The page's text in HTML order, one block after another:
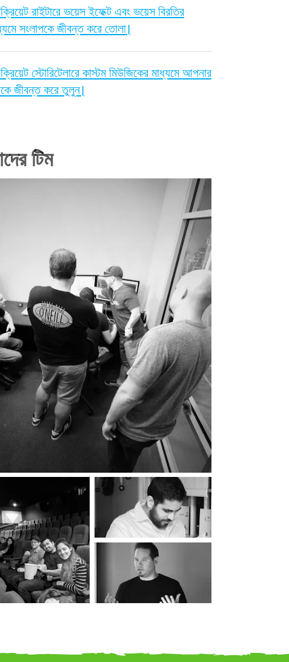
রাইটারে ভয়েস ইফেক্ট এবং ভয়েস বিরতির
সংলাপকে জীবন্ত করে তোলা।
স্টোরিটেলারে কাস্টম মিউজিকের মাধ্যমে আপনার
জীবন্ত করে তুলুন।
টিম